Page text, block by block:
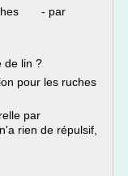
- par
de lin ?
pour les ruches
par
rien de répulsif,